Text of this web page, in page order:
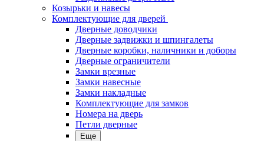
Козырьки и навесы
Комплектующие для дверей
Дверные доводчики
Дверные задвижки и шпингалеты
Дверные коробки, наличники и доборы
Дверные ограничители
Замки врезные
Замки навесные
Замки накладные
Комплектующие для замков
Номера на дверь
Петли дверные
Еще